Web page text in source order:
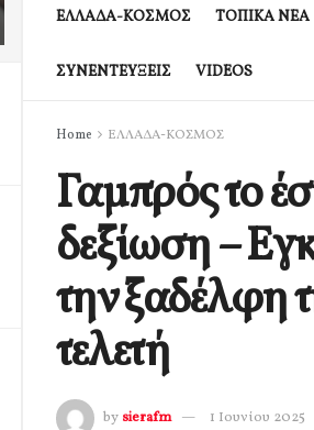
ΕΛΛΑΔΑ-ΚΟΣΜΟΣ ΤΟΠΙΚΑ ΝΕΑ
ΣΥΝΕΝΤΕΥΞΕΙΣ VIDEOS
Home ΕΛΛΑΔΑ-ΚΟΣΜΟΣ
Γαμπρός το
δεξίωση –
την ξαδέλφη
τελετή
by sierafm 1 Ιουνίου 2025